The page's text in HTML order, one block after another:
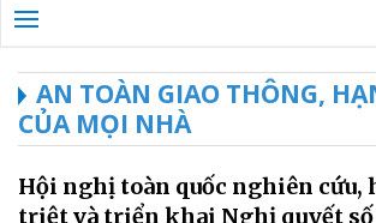
AN TOÀN GIAO THÔNG,
CỦA MỌI NHÀ
Hội nghị toàn quốc nghiên cứu,
triệt và triển khai Nghị quyết số